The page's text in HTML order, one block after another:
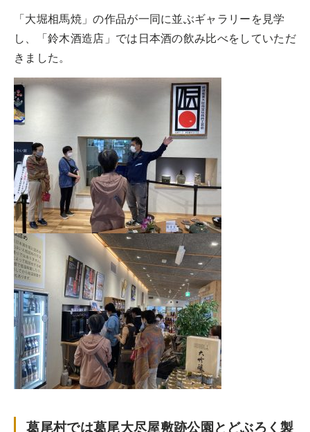
「大堀相馬焼」の作品が一同に並ぶギャラリーを見学
し、「鈴木酒造店」では日本酒の飲み比べをしていただ
きました。
葛尾村では葛尾大尽屋敷跡公園とどぶろく製